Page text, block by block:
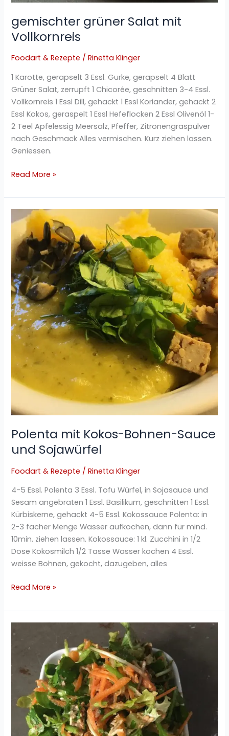
gemischter grüner Salat mit
Vollkornreis
Foodart & Rezepte /Rinetta Klinger
1 Karotte, gerapselt 3 Essl. Gurke, gerapselt 4 Blatt
Grüner Salat, zerrupft 1 Chicorée, geschnitten 3-4 Essl.
Vollkornreis 1 Essl Dill, gehackt 1 Essl Koriander, gehackt 2
Essl Kokos, geraspelt 1 Essl Hefeflocken 2 Essl Olivenöl 1-
2 Teel Apfelessig Meersalz, Pfeffer, Zitronengraspulver
nach Geschmack Alles vermischen. Kurz ziehen lassen.
Geniessen.
Read More »
Polenta mit Kokos-Bohnen-Sauce
und Sojawürfel
Foodart & Rezepte /Rinetta Klinger
4-5 Essl. Polenta 3 Essl. Tofu Würfel, in Sojasauce und
Sesam angebraten 1 Essl. Basilikum, geschnitten 1 Essl.
Kürbiskerne, gehackt 4-5 Essl. Kokossauce Polenta: in
2-3 facher Menge Wasser aufkochen, dann für mind.
10min. ziehen lassen. Kokossauce: 1 kl. Zucchini in 1/2
Dose Kokosmilch 1/2 Tasse Wasser kochen 4 Essl.
weisse Bohnen, gekocht, dazugeben, alles
Polenta
mit
Kokos-
Bohnen-
Sauce
und
Sojawürfel
Read More »
Petersilie
Salat